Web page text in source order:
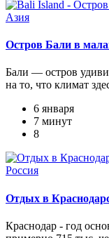
Азия
Остров Бали в
Бали — остров
на то, что климат
6 января
7 минут
8
Россия
Отдых в
Краснодар - год